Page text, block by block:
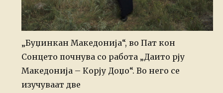
„Буџинкан Македонија“, во Пат кон
Сонцето почнува со работа „Даито рју
Македонија – Корју Доџо“. Во него се
изучуваат две